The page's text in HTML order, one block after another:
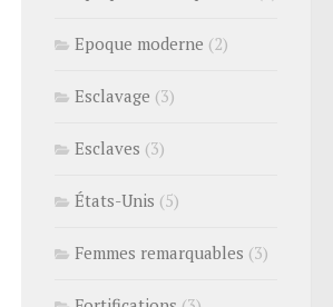
Epoque moderne (2)
Esclavage (3)
Esclaves (3)
États-Unis (5)
Femmes remarquables (3)